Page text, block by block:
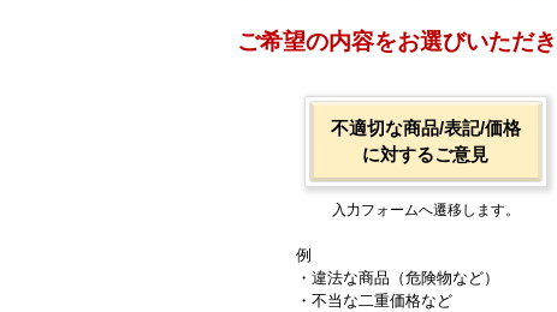
ご希望の内容をお選びいただ
不適切な商品/表記/価格
に対するご意見
入力フォームへ遷移します。
例
・違法な商品（危険物など）
・不当な二重価格など